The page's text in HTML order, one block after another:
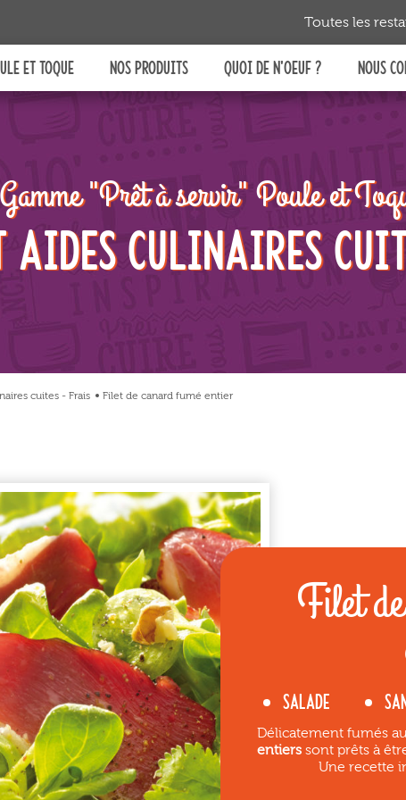
Toutes les
ET TOQUE NOS PRODUITS
CUIRE
Prêt à RÉCHAUFFER
Prêt à SERVIR
QUOI DE N'OEUF ? NOUS
Gamme "Prêt à servir" Poule et
aides culinaires
cuites - Frais Filet de canard fumé entier
Filet
SALADE
Délicatement fumés
entiers sont prêts à
Une recette
en
ces
la
de